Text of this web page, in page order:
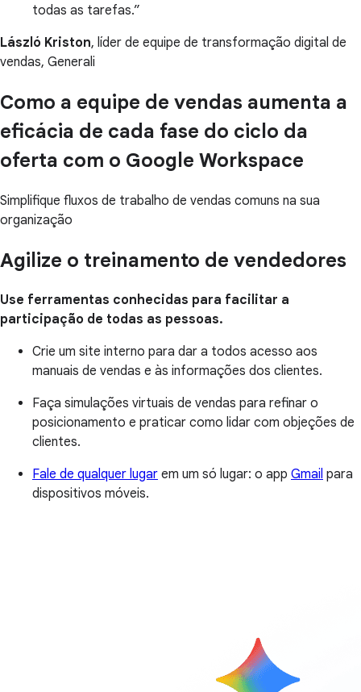
todas as tarefas.
László Kriston, líder de equipe de transformação digital de
vendas, Generali
Como a equipe de vendas aumenta a
eficácia de cada fase do ciclo da
oferta com o Google Workspace
Simplifique fluxos de trabalho de vendas comuns na sua
organização
Agilize o treinamento de vendedores
Use ferramentas conhecidas para facilitar a
participação de todas as pessoas.
Crie um site interno para dar a todos acesso aos
manuais de vendas e às informações dos clientes.
Faça simulações virtuais de vendas para refinar o
posicionamento e praticar como lidar com objeções de
clientes.
Fale de qualquer lugar em um só lugar: o app Gmail para
dispositivos móveis.